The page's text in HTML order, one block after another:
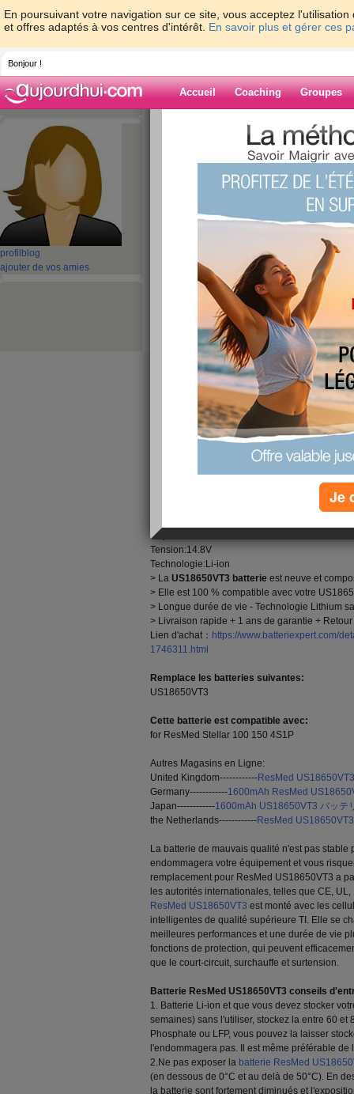
En poursuivant votre navigation sur ce site, vous acceptez
et offres adaptés à vos centres d'intérêt. En savoir plus et gérer ces
Bonjour !
Accueil Coaching Groupes
profil blog
ajouter de vos amies
>
>
pour ResMed Stellar 100 150 4S1P Nouvelle
Blog de
1600mAh Batterie
US18650VT3
100 150 4S1P
publié le 14/09/2024 à 08:27
Si vous cherchez unenouvelle US18650VT3
100 150 4S1P, le site Batterie Expert(
pour ResMed Stellar 100 150 4S1P. D’une
tension de 14.8V, notre batterie est faite avec
disponibles. Toutes nosbatteries ResMed
% compatible originals et au prix favorable!
1600mAh Batterie ResMed US18650VT3
ResMed US18650VT3 Caractéristiques
Capacité:1600mAh
Tension:14.8V
Technologie:Li-ion
> La US18650VT3 batterie est neuve et
> Elle est 100 % compatible avec votre
> Longue durée de vie - Technologie Lithium
> Livraison rapide + 1 ans de garantie +
Lien d'achat： https://www.batteriexpert.com/
1746311.html
Remplace les batteries suivantes:
US18650VT3
Cette batterie est compatible avec:
for ResMed Stellar 100 150 4S1P
Autres Magasins en Ligne:
United Kingdom------------ResMed
Germany------------1600mAh ResMed
Japan------------1600mAh US18650VT3 バッテ
the Netherlands------------ResMed
La batterie de mauvais qualité n'est pas
endommagera votre équipement et vous
remplacement pour ResMed US18650VT3 a
les autorités internationales, telles que CE,
ResMed US18650VT3 est monté avec les
intelligentes de qualité supérieure TI. Elle se
meilleures performances et une durée de vie
fonctions de protection, qui peuvent
que le court-circuit, surchauffe et surtension.
Batterie ResMed US18650VT3 conseils
1. Batterie Li-ion et que vous devez stocker
semaines) sans l'utiliser, stockez la entre 60 et
Phosphate ou LFP, vous pouvez la laisser
l'endommagera pas. Il est même préférable
2.Ne pas exposer la batterie ResMed
(en dessous de 0°C et au delà de 50°C). En
la batterie sont fortement diminués et
Je